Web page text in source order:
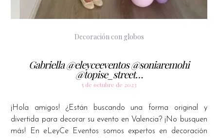
Decoración con globos
Gabriella @eleyceeventos @soniaremohi
@topise_street…
5 de octubre de 2023
¡Hola amigos! ¿Están buscando una forma original y
divertida para decorar su evento en Valencia? ¡No busquen
más! En eLeyCe Eventos somos expertos en decoración